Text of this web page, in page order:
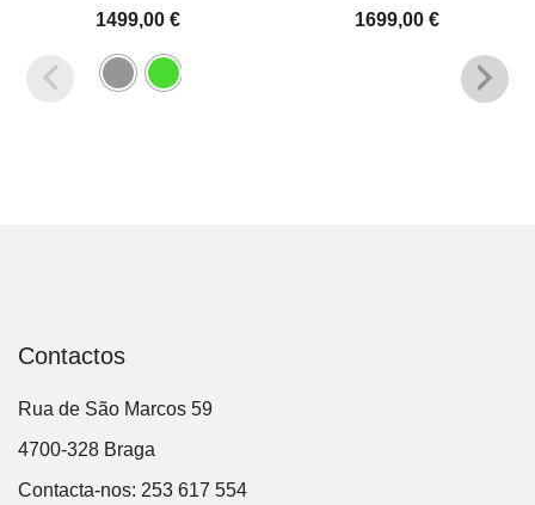
1499,00€
1699,00 €
Contactos
Rua de São Marcos 59
4700-328 Braga
Contacta-nos: 253 617 554